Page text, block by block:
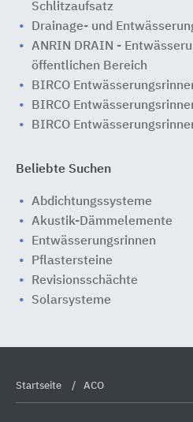
Schlitzaufsatz
Drainage- und
ANRIN DRAIN -
öffentlichen Bereich
BIRCO
BIRCO
BIRCO
Beliebte Suchen
Abdichtungssysteme
Akustik-Dämmelemente
Entwässerungsrinnen
Pflastersteine
Revisionsschächte
Solarsysteme
Startseite ACO